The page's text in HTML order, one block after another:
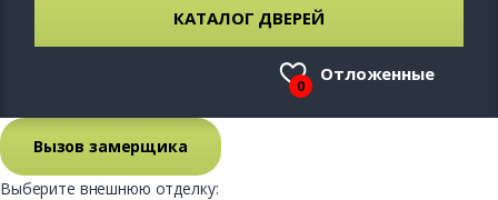
КАТАЛОГ ДВЕРЕЙ
0
Отложенные
Вызов замерщика
Выберите внешнюю отделку: